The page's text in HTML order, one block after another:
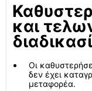
και
Οι
δεν έχει
μεταφορέα.